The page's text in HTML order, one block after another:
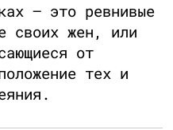
– это ревнивые
своих жен, или
от
тех и